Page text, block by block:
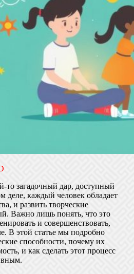
то загадочный дар, доступный
каждый человек обладает
и развить творческие
Важно лишь понять, что это
и совершенствовать,
В этой статье мы подробно
способности, почему их
и как сделать этот процесс